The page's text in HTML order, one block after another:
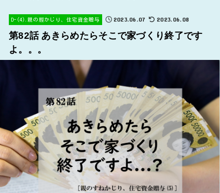
D-(4).親の脛かじり、住宅資金贈与 2023.06.07 2023.06.08
第82話 あきらめたらそこで家づくり終了です
よ。。。